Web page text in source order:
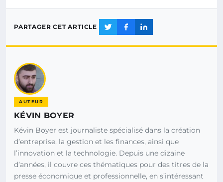
PARTAGER CET ARTICLE
AUTEUR
KÉVIN BOYER
Kévin Boyer est journaliste spécialisé dans la création
d’entreprise, la gestion et les finances, ainsi que
l’innovation et la technologie. Depuis une dizaine
d’années, il couvre ces thématiques pour des titres de la
presse économique et professionnelle, en s’intéressant